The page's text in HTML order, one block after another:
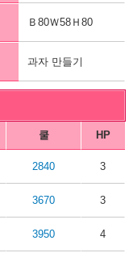
Ｂ80Ｗ58Ｈ80
과자 만들기
쿨 HP
2840 3
3670 3
3950 4